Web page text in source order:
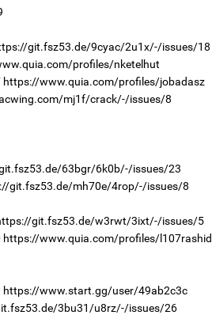
git.fsz53.de/9cyac/2u1x/-/issues/18
profiles/nketelhut
https://www.quia.com/profiles/jobadasz
mj1f/crack/-/issues/8
63bgr/6k0b/-/issues/23
git.fsz53.de/mh70e/4rop/-/issues/8
git.fsz53.de/w3rwt/3ixt/-/issues/5
https://www.quia.com/profiles/l107rashid
https://www.start.gg/user/49ab2c3c
3bu31/u8rz/-/issues/26